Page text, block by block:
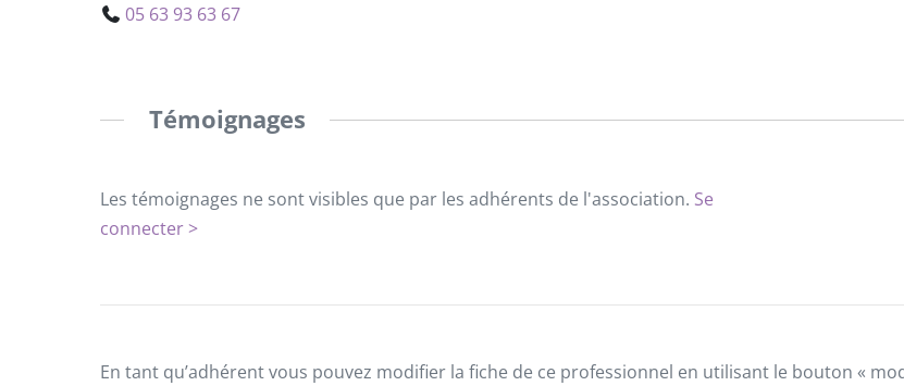
05 63 93 63 67
Témoignages
Les témoignages ne sont visibles que par les adhérents de l'association. Se
connecter >
En tant qu’adhérent vous pouvez modifier la fiche de ce professionnel en utilisant le bouton «